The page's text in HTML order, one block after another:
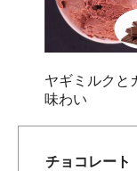
ヤギミルクと
味わい
チョコレート